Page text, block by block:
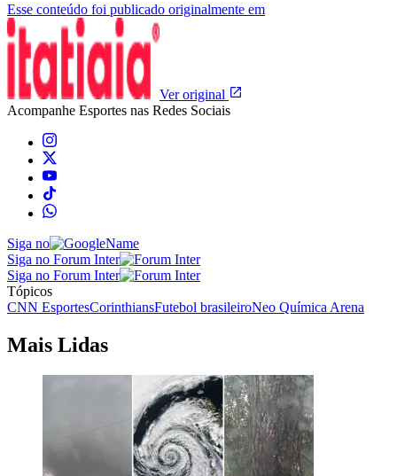
Esse conteúdo foi publicado originalmente em
Ver original
Acompanhe Esportes nas Redes Sociais
Siga no
Siga no Forum Inter
Siga no Forum Inter
Tópicos
CNN EsportesCorinthiansFutebol brasileiroNeo Química Arena
Mais Lidas